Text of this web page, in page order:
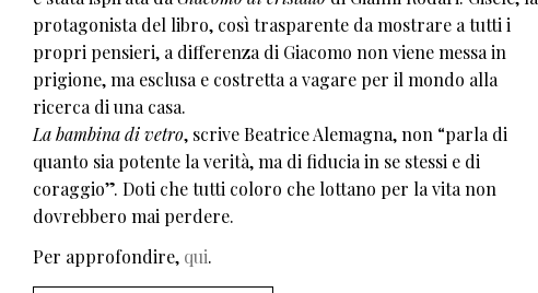
protagonista del libro, così trasparente da mostrare a tutti i
propri pensieri, a differenza di Giacomo non viene messa in
prigione, ma esclusa e costretta a vagare per il mondo alla
ricerca di una casa.
La bambina di vetro, scrive Beatrice Alemagna, non “parla di
quanto sia potente la verità, ma di fiducia in se stessi e di
coraggio”. Doti che tutti coloro che lottano per la vita non
dovrebbero mai perdere.
Per approfondire, qui.